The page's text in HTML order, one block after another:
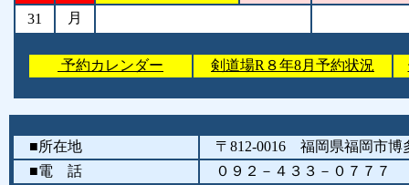
31 月
予約カレンダー 剣道場R８年8月予約状況
■所在地
〒812-0016 福岡県福岡市博
■電 話
０９２－４３３－０７７７